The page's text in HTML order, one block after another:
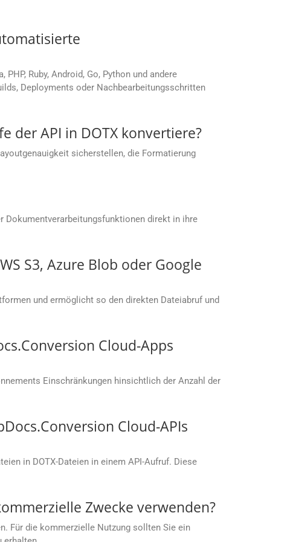
Ruby, Android, Go, Python und andere
Deployments oder Nachbearbeitungsschritten
der API in DOTX konvertiere?
sicherstellen, die Formatierung
Dokumentverarbeitungsfunktionen direkt in ihre
S3, Azure Blob oder Google
und ermöglicht so den direkten Dateiabruf und
Cloud-Apps
Einschränkungen hinsichtlich der Anzahl der
Cloud-APIs
in DOTX-Dateien in einem API-Aufruf. Diese
Zwecke verwenden?
Für die kommerzielle Nutzung sollten Sie ein